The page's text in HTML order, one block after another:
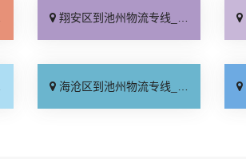
翔安区到池州物流专线_托运放心「定点发车」
海沧区到池州物流专线_每日发车「门到门配送」